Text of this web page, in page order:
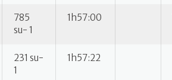
785
su- 1
1h57:00
231 su-
1
1h57:22